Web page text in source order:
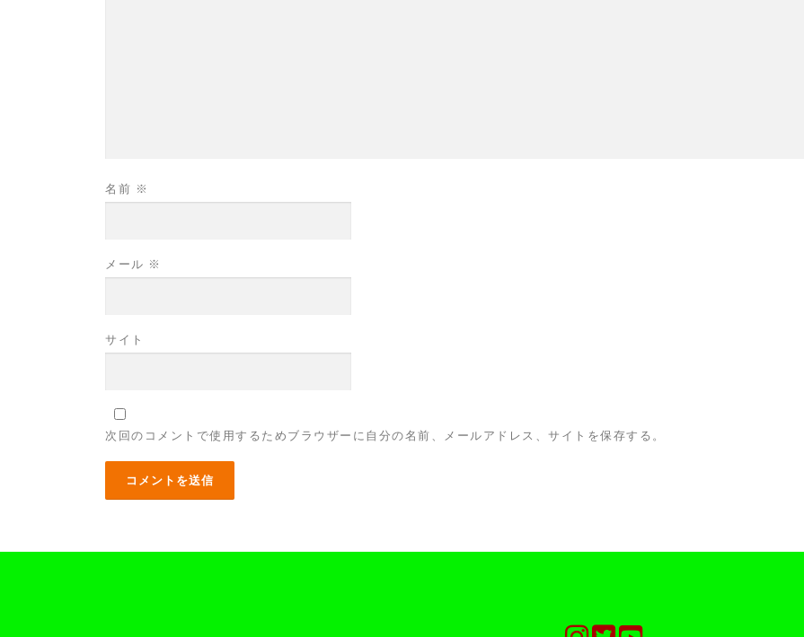
名前 ※
メール ※
サイト
次回のコメントで使用するためブラウザーに自分の名前、メールアドレス、サイトを保存する。